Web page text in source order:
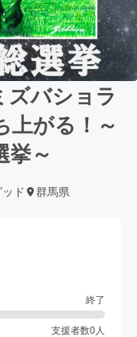
ズバショラ
上がる！～
挙～
ド 群馬県
終了
支援者数0 人